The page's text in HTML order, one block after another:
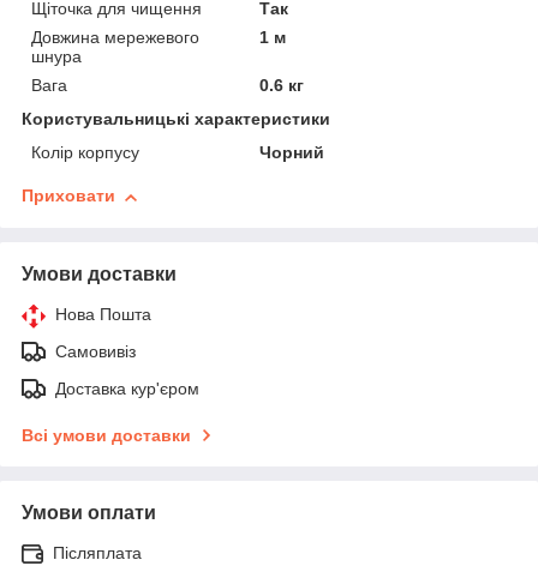
Щіточка для чищення
Так
Довжина мережевого
шнура
1 м
Вага
0.6 кг
Користувальницькі характеристики
Колір корпусу
Чорний
Приховати
Умови доставки
Нова Пошта
Самовивіз
Доставка кур'єром
Всі умови доставки
Умови оплати
Післяплата